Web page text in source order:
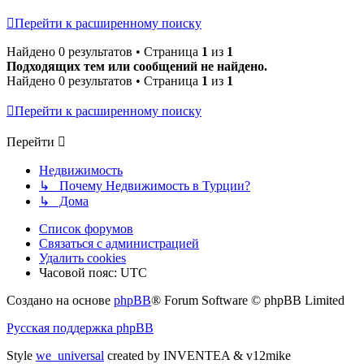
Перейти к расширенному поиску
Найдено 0 результатов • Страница 1 из 1
Подходящих тем или сообщений не найдено.
Найдено 0 результатов • Страница 1 из 1
Перейти к расширенному поиску
Перейти
Недвижимость
↳ Почему Недвижимость в Турции?
↳ Дома
Список форумов
Связаться с администрацией
Удалить cookies
Часовой пояс: UTC
Создано на основе phpBB® Forum Software © phpBB Limited
Русская поддержка phpBB
Style we_universal created by INVENTEA & v12mike